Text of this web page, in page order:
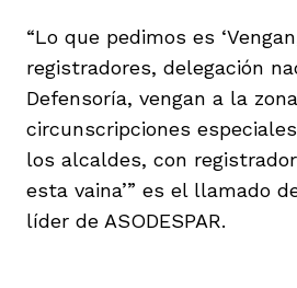
“Lo que pedimos es
registradores, delegación
Defensoría, vengan a la
circunscripciones
los alcaldes, con
esta vaina’” es el llamado
líder de ASODESPAR.